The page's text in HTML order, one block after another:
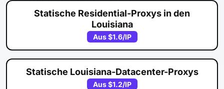
Statische Residential-Proxys in den
Louisiana
Aus$1.6/IP
Statische Louisiana-Datacenter-Proxys
Aus$1.2/IP